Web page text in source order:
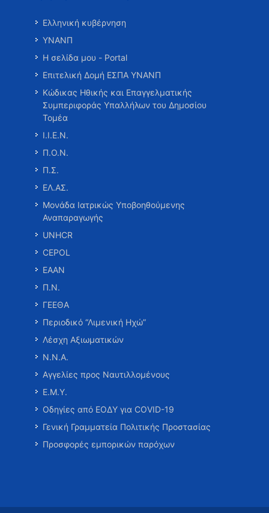
Ελληνική κυβέρνηση
ΥΝΑΝΠ
Η σελίδα μου - Portal
Επιτελική Δομή ΕΣΠΑ ΥΝΑΝΠ
Κώδικας Ηθικής και Επαγγελματικής
Συμπεριφοράς Υπαλλήλων του Δημοσίου
Τομέα
Ι.Ι.Ε.Ν.
Π.Ο.Ν.
Π.Σ.
ΕΛ.ΑΣ.
Μονάδα Ιατρικώς Υποβοηθούμενης
Αναπαραγωγής
UNHCR
CEPOL
ΕΑΑΝ
Π.Ν.
ΓΕΕΘΑ
Περιοδικό “Λιμενική Ηχώ”
Λέσχη Αξιωματικών
Ν.Ν.Α.
Αγγελίες προς Ναυτιλλομένους
Ε.Μ.Υ.
Οδηγίες από ΕΟΔΥ για COVID-19
Γενική Γραμματεία Πολιτικής Προστασίας
Προσφορές εμπορικών παρόχων